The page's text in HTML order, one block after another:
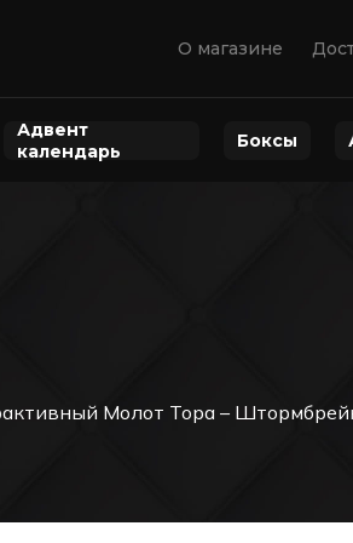
О магазине
Адвент
календарь
Боксы
Молот Тора –